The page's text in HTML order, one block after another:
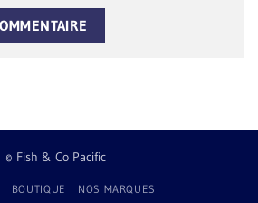
© Fish & Co Pacific
BOUTIQUE NOS MARQUES